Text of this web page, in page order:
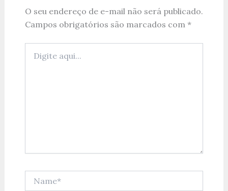
O seu endereço de e-mail não será publicado.
Campos obrigatórios são marcados com *
aqui...